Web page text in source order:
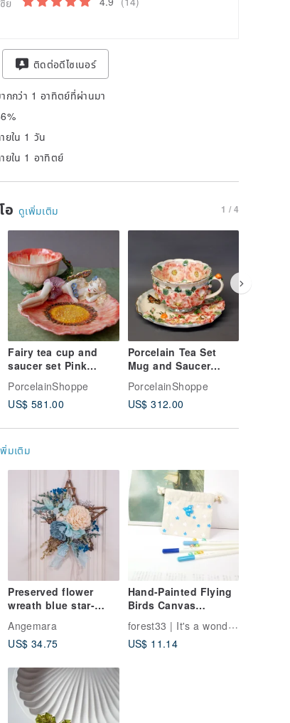
ติดต่อดีไซเนอร์
กกว่า 1 อาทิตย์ที่ผ่านมา
ยใน 1 วัน
ยใน 1 อาทิตย์
อ ดูเพิ่มเติม 1 / 4
Fairy tea cup and
saucer set Pink
flower Sleeping fairy
Porcelain figurine
PorcelainShoppe
US$ 581.00
Porcelain Tea Set
Mug and Saucer
Flowers Bees
Butterflies Berries
Porcelain art
PorcelainShoppe
US$ 312.00
มเติม
Preserved flower
wreath blue star-
shaped/essential oil
wreath/ home decor
Angemara
US$ 34.75
Hand-Painted Flying
Birds Canvas
Drawstring Pouch -
Made in Taiwan
forest33 | It's a wonderful life.
US$ 11.14